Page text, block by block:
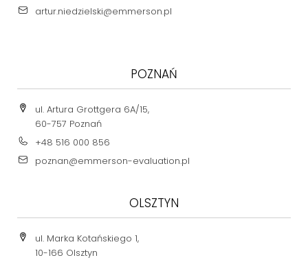
artur.niedzielski@emmerson.pl
POZNAŃ
ul. Artura Grottgera 6A/15,
60-757 Poznań
+48 516 000 856
poznan@emmerson-evaluation.pl
OLSZTYN
ul. Marka Kotańskiego 1,
10-166 Olsztyn